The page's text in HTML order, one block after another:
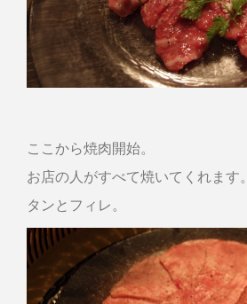
ここから焼肉開始。
お店の人がすべて焼いてくれます。
タンとフィレ。